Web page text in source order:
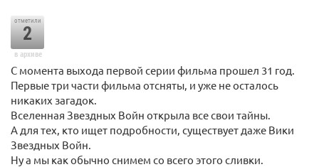
отметили
2
в архиве
С момента выхода первой серии фильма прошел 31 год.
Первые три части фильма отсняты, и уже не осталось
никаких загадок.
Вселенная Звездных Войн открыла все свои тайны.
А для тех, кто ищет подробности, существует даже Вики
Звездных Войн.
Ну а мы как обычно снимем со всего этого сливки.